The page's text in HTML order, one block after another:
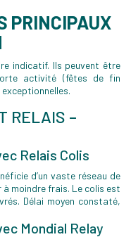
PRINCIPAUX
indicatif. Ils peuvent être
activité (fêtes de fin
RELAIS –
Relais Colis
d’un vaste réseau de
moindre frais. Le colis est
Délai moyen constaté,
Mondial Relay